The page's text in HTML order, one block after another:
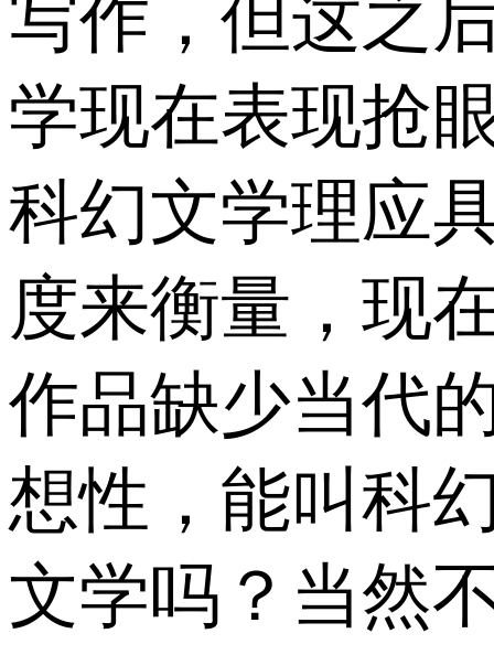
写作，但这之
学现在表现抢
科幻文学理应
度来衡量，现
作品缺少当代
想性，能叫科
文学吗？当然